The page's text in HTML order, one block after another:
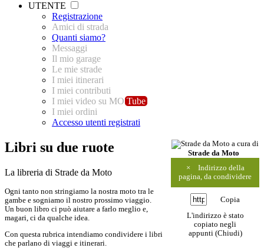
UTENTE
Registrazione
Amici di strada
Quanti siamo?
Messaggi
Il mio garage
Le mie strade
I miei itinerari
I miei contributi
I miei video su MO Tube
I miei ordini
Accesso utenti registrati
a cura di
Strade da Moto
×
Indirizzo della
pagina, da condividere
Copia
L'indirizzo è stato
copiato negli
appunti (Chiudi)
Libri su due ruote
La libreria di Strade da Moto
Ogni tanto non stringiamo la nostra moto tra le
gambe e sogniamo il nostro prossimo viaggio.
Un buon libro ci può aiutare a farlo meglio e,
magari, ci da qualche idea.
Con questa rubrica intendiamo condividere i libri
che parlano di viaggi e itinerari.